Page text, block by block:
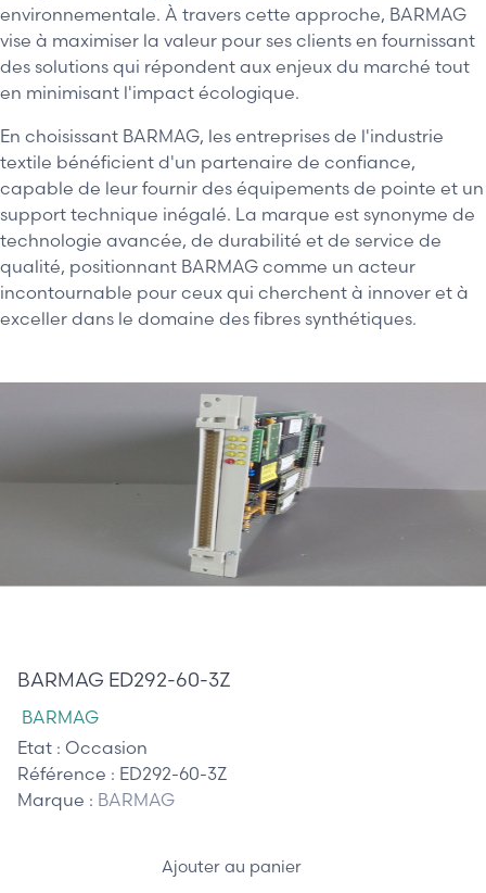
environnementale. À travers cette approche, BARMAG
vise à maximiser la valeur pour ses clients en fournissant
des solutions qui répondent aux enjeux du marché tout
en minimisant l'impact écologique.
En choisissant BARMAG, les entreprises de l'industrie
textile bénéficient d'un partenaire de confiance,
capable de leur fournir des équipements de pointe et un
support technique inégalé. La marque est synonyme de
technologie avancée, de durabilité et de service de
qualité, positionnant BARMAG comme un acteur
incontournable pour ceux qui cherchent à innover et à
exceller dans le domaine des fibres synthétiques.
BARMAG ED292-60-3Z
BARMAG
Etat : Occasion
Référence : ED292-60-3Z
Marque : BARMAG
Ajouter au panier